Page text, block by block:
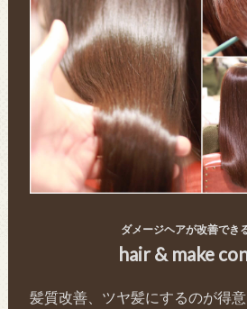
ダメージヘアが改善でき
hair & make
髪質改善、ツヤ髪にするのが得